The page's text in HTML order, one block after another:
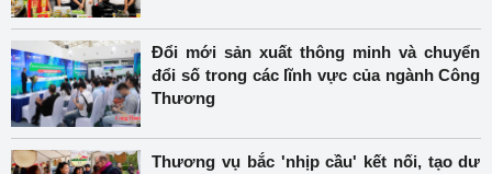
Đổi mới sản xuất thông minh và chuyển
đổi số trong các lĩnh vực của ngành Công
Thương
Thương vụ bắc 'nhịp cầu' kết nối, tạo dư